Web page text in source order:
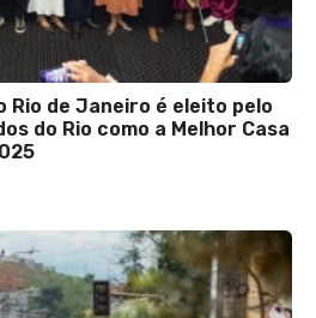
Rio de Janeiro é eleito pelo
do Rio como a Melhor Casa